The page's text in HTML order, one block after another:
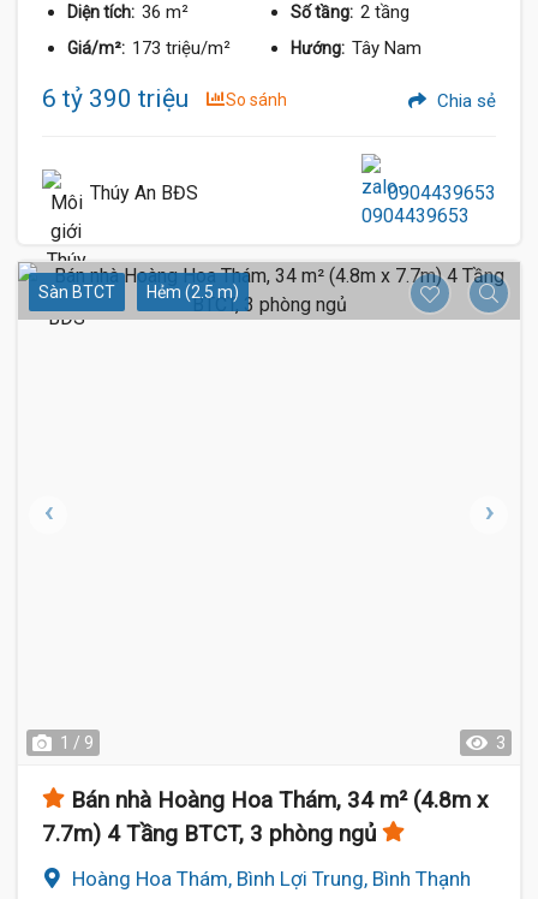
Diện tích: 36 m² Số tầng: 2 tầng
Giá/m²: 173 triệu/m² Hướng: Tây Nam
6 tỷ 390 triệu So sánh Chia sẻ
Thúy An BĐS 0904439653
Sàn BTCT Hẻm (2.5 m)
1 / 9 3
Bán nhà Hoàng Hoa Thám, 34 m² (4.8m x
7.7m) 4 Tầng BTCT, 3 phòng ngủ
Hoàng Hoa Thám, Bình Lợi Trung, Bình Thạnh